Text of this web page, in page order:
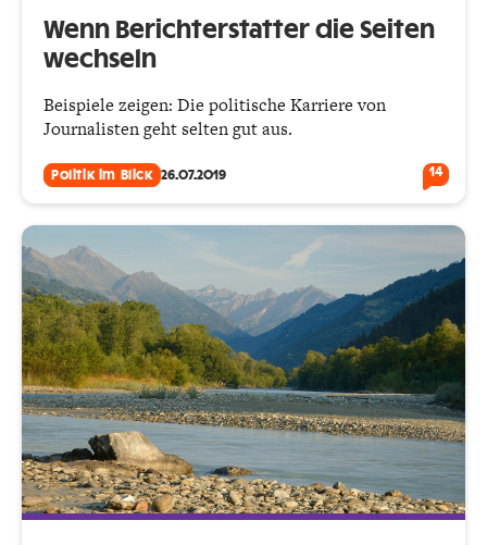
Wenn Berichterstatter die Seiten
wechseln
Beispiele zeigen: Die politische Karriere von
Journalisten geht selten gut aus.
Politik im Blick 26.07.2019 14